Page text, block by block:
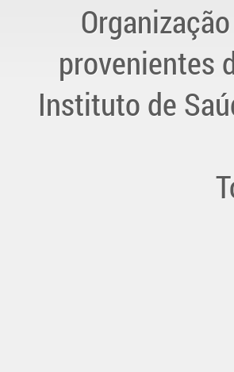
provenientes
Instituto de